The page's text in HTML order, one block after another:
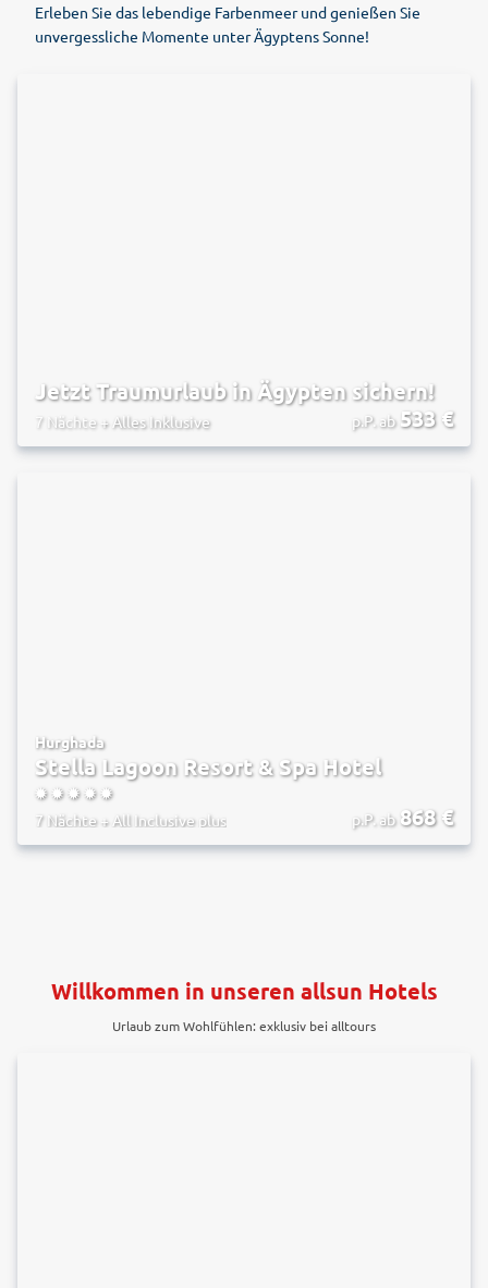
Erleben Sie das lebendige Farbenmeer und genießen Sie
unvergessliche Momente unter Ägyptens Sonne!
Jetzt Traumurlaub in Ägypten sichern!
7 Nächte + Alles Inklusive p.P. ab 533€
Hurghada
Stella Lagoon Resort & Spa Hotel
7 Nächte+ All Inclusive plus p.P. ab 868€
Willkommen in unseren allsun Hotels
Urlaub zum Wohlfühlen: exklusiv bei alltours